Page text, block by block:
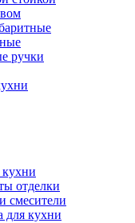
ручки
кухни
отделки
смесители
для кухни